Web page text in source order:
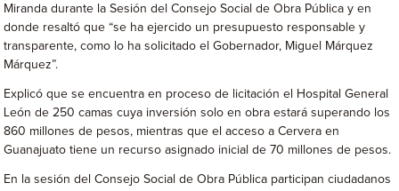
Miranda durante la Sesión del Consejo Social de Obra Pública y en
donde resaltó que “se ha ejercido un presupuesto responsable y
transparente, como lo ha solicitado el Gobernador, Miguel Márquez
Márquez”.
Explicó que se encuentra en proceso de licitación el Hospital General
León de 250 camas cuya inversión solo en obra estará superando los
860 millones de pesos, mientras que el acceso a Cervera en
Guanajuato tiene un recurso asignado inicial de 70 millones de pesos.
En la sesión del Consejo Social de Obra Pública participan ciudadanos